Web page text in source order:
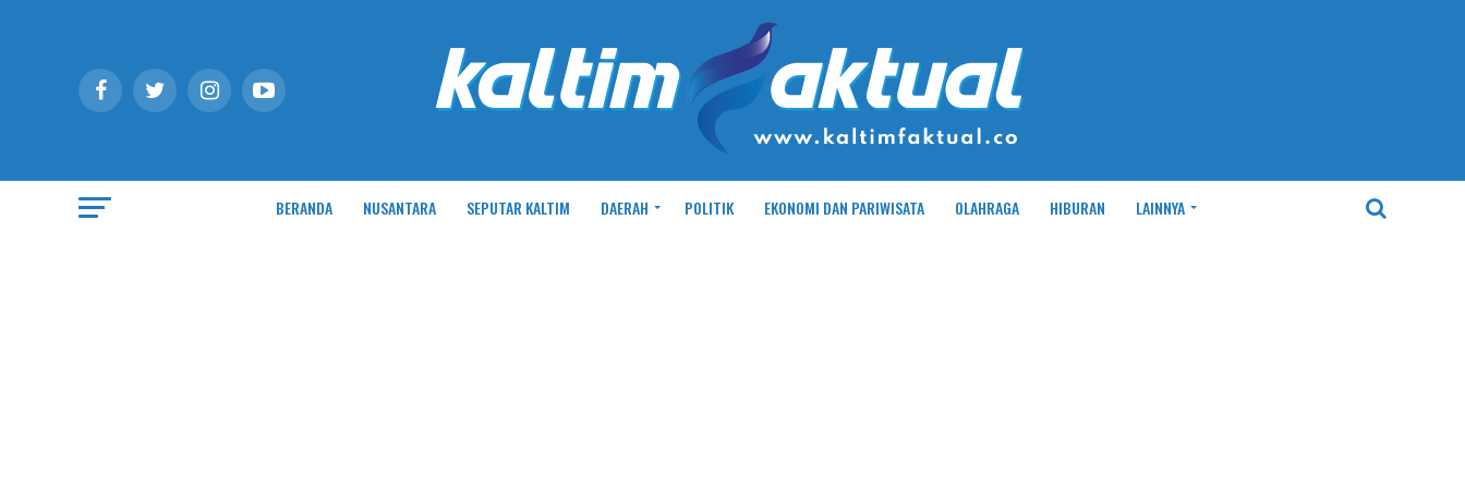
BERANDA NUSANTARA SEPUTAR KALTIM DAERAH POLITIK EKONOMI DAN PARIWISATA OLAHRAGA HIBURAN LAINNYA